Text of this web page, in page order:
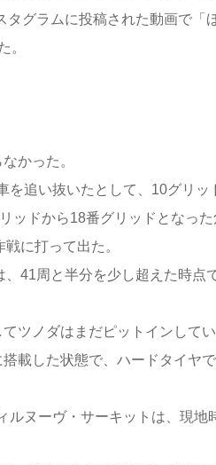
グラムに投稿された動画で「
。
かった。
追い抜いたとして、10グリッ
ッドから18番グリッドとなっ
に打って出た。
41周と半分を少し超えた時点
ツノダはまだピットインして
載した状態で、ハードタイヤ
ヌーヴ・サーキットは、現地